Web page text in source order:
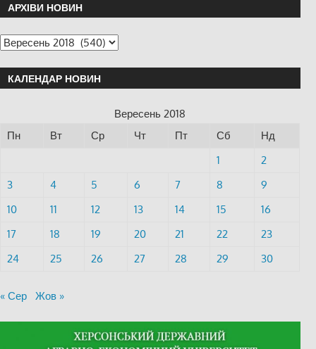
АРХІВИ НОВИН
КАЛЕНДАР НОВИН
Вересень 2018
Пн
Вт Ср Чт Пт Сб
Нд
1
2
3
4 5 6 7 8
9
10
11 12 13 14 15
16
17
18 19 20 21 22
23
24
25 26 27 28 29 30
« Сер Жов »